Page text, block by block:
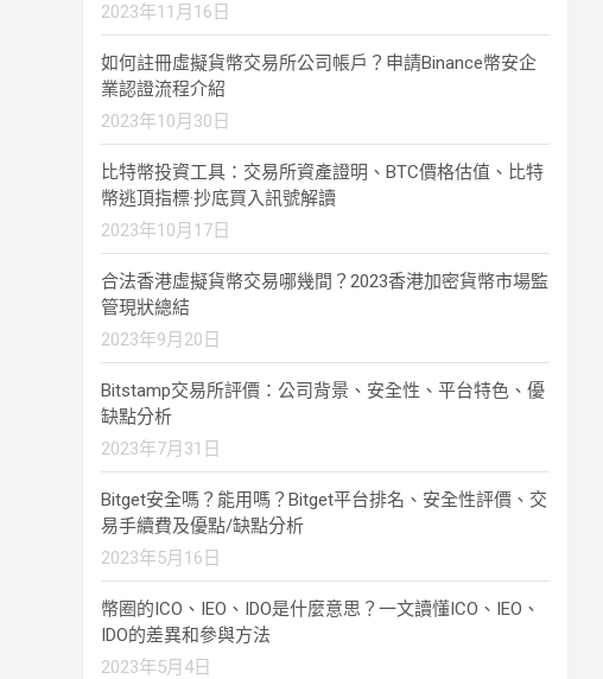
2023年11月16日
如何註冊虛擬貨幣交易所公司帳戶？申請Binance幣安企
業認證流程介紹
2023年10月30日
比特幣投資工具：交易所資產證明、BTC價格估值、比特
幣逃頂指標·抄底買入訊號解讀
2023年10月17日
合法香港虛擬貨幣交易哪幾間？2023香港加密貨幣市場監
管現狀總結
2023年9月20日
Bitstamp交易所評價：公司背景、安全性、平台特色、優
缺點分析
2023年7月31日
Bitget安全嗎？能用嗎？Bitget平台排名、安全性評價、交
易手續費及優點/缺點分析
2023年5月16日
幣圈的ICO、IEO、IDO是什麼意思？一文讀懂ICO、IEO、
IDO的差異和參與方法
2023年5月4日